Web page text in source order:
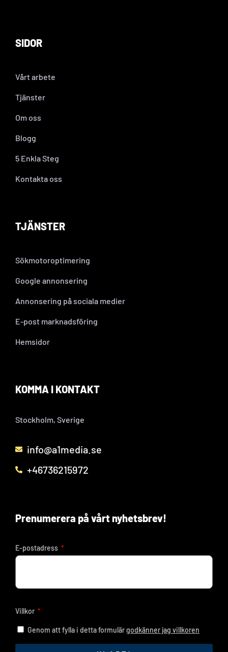
SIDOR
Vårt arbete
Tjänster
Om oss
Blogg
5 Enkla Steg
Kontakta oss
TJÄNSTER
Sökmotoroptimering
Google annonsering
Annonsering på sociala medier
E-post marknadsföring
Hemsidor
KOMMA I KONTAKT
Stockholm, Sverige
info@a1media.se
+46736215972
Prenumerera på vårt nyhetsbrev!
E-postadress
Villkor
Genom att fylla i detta formulärgodkänner jag villkoren